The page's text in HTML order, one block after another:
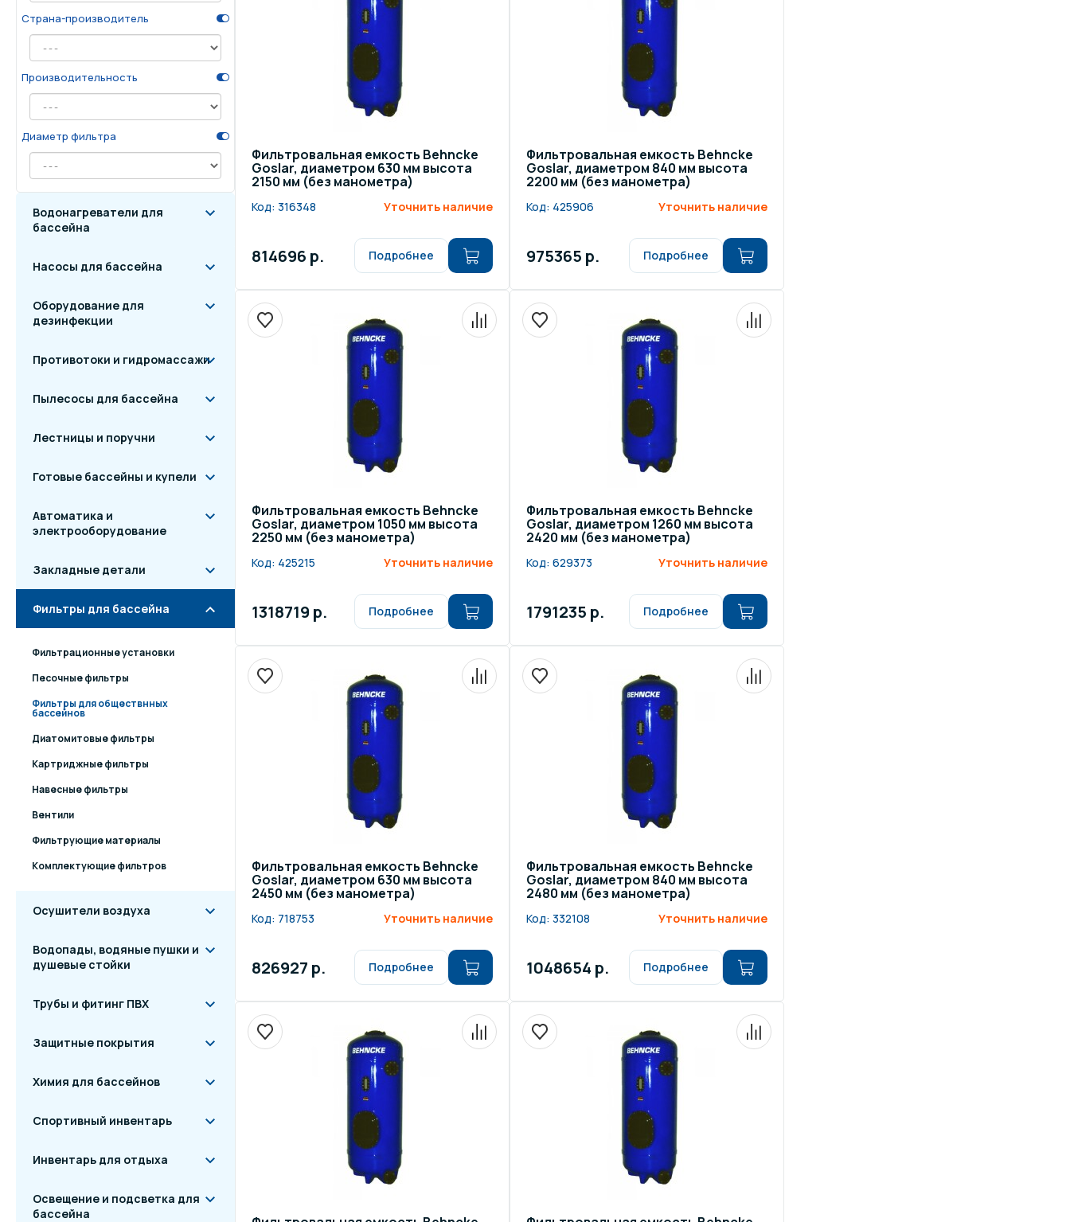
Инвентарь для отдыха
Освещение и подсветка для
бассейна
Измерение параметров воды
Отделочные материалы Строительные материалы
Страна-производитель
Производительность
Диаметр фильтра
Водонагреватели для
бассейна
Насосы для бассейна
Оборудование для
дезинфекции
Противотоки и гидромассажи
Пылесосы для бассейна
Лестницы и поручни
Готовые бассейны и купели
Автоматика и
электрооборудование
Закладные детали
Фильтры для бассейна
Фильтрационные установки
Песочные фильтры
Фильтры для обществнных
бассейнов
Диатомитовые фильтры
Картриджные фильтры
Навесные фильтры
Вентили
Фильтрующие материалы
Комплектующие фильтров
Осушители воздуха
Водопады, водяные пушки и
душевые стойки
Трубы и фитинг ПВХ
Защитные покрытия
Химия для бассейнов
Спортивный инвентарь
Инвентарь для отдыха
Освещение и подсветка для
бассейна
Фильтровальная емкость Behncke
Goslar, диаметром 630 мм высота
2150 мм (без манометра)
Код: 316348 Уточнить наличие
814696 р. Подробнее
Фильтровальная емкость Behncke
Goslar, диаметром 840 мм высота
2200 мм (без манометра)
Код: 425906 Уточнить наличие
975365 р. Подробнее
Фильтровальная емкость Behncke
Goslar, диаметром 1050 мм высота
2250 мм (без манометра)
Код: 425215 Уточнить наличие
1318719 р. Подробнее
Фильтровальная емкость Behncke
Goslar, диаметром 1260 мм высота
2420 мм (без манометра)
Код: 629373 Уточнить наличие
1791235 р. Подробнее
Фильтровальная емкость Behncke
Goslar, диаметром 630 мм высота
2450 мм (без манометра)
Код: 718753 Уточнить наличие
826927 р. Подробнее
Фильтровальная емкость Behncke
Goslar, диаметром 840 мм высота
2480 мм (без манометра)
Код: 332108 Уточнить наличие
1048654 р. Подробнее